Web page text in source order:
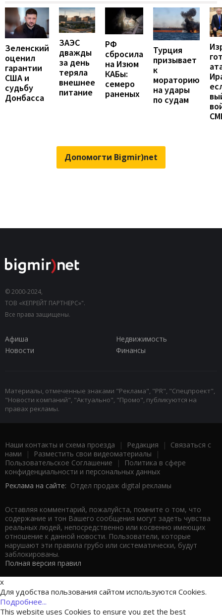
Зеленский
оценил
гарантии
США и
судьбу
Донбасса
ЗАЭС
дважды
за день
теряла
внешнее
питание
РФ
сбросила
на Изюм
КАБы:
семеро
раненых
Турция
призывает
к
мораторию
на удары
по судам
Допомогти Bigmir)net
© 2000-2024,
ТОВ «КЕПРЕЙТ ПАРТНЕРС»".
Все права защищены.
Афиша
Недвижимость
Новости
Финансы
Материалы, отмеченные знаками "Реклама", "PR", "Спецпроект",
"Новости компаний", "Актуально", "Промо", публикуются на
правах рекламы.
Наши контакты и схема проезда | Редакция | Связаться с
нами | Разместить свои видеоматериалы |
Пользовательское Соглашение |
Политика в сфере
конфиденциальности и персональных данных
Реклама на сайте: Отдел продаж digital рекламы
Оставляя комментарий, пожалуйста, помните о том, что
содержание и тон Вашего сообщения могут задеть чувства
реальных людей, непосредственно или косвенно имеющих
отношение к данной новости. Пользователи, которые
нарушают эти правила грубо или систематически, будут
заблокированы.
Полная версия правил
x
Для удобства пользования сайтом используются Cookies.
Подробнее...
This website uses Cookies to ensure you get the best